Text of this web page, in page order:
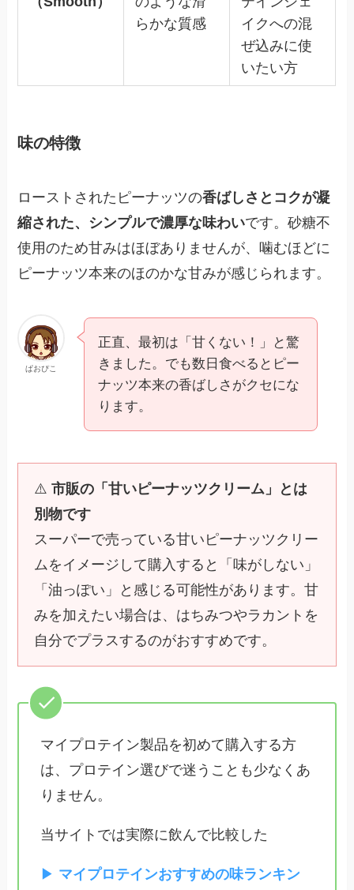
らかな質感
イクへの混
ぜ込みに使
いたい方
味の特徴
ローストされたピーナッツの香ばしさとコクが凝
縮された、シンプルで濃厚な味わいです。砂糖不
使用のため甘みはほぼありませんが、噛むほどに
ピーナッツ本来のほのかな甘みが感じられます。
ぱおぴこ
正直、最初は「甘くない！」と驚
きました。でも数日食べるとピー
ナッツ本来の香ばしさがクセにな
ります。
⚠️ 市販の「甘いピーナッツクリーム」とは
別物です
スーパーで売っている甘いピーナッツクリー
ムをイメージして購入すると「味がしない」
「油っぽい」と感じる可能性があります。甘
みを加えたい場合は、はちみつやラカントを
自分でプラスするのがおすすめです。
マイプロテイン製品を初めて購入する方
は、プロテイン選びで迷うことも少なくあ
りません。
当サイトでは実際に飲んで比較した
▶︎ マイプロテインおすすめの味ランキン